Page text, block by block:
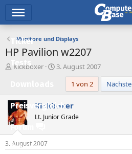
Ticker
Tests
Preisvergleich
Forum
Aktuelles
Monitore und Displays
HP Pavilion w2207
E
e
l
l
e
r
Kickboxer
E
e
l
m
3. August 2007
1 von 2
Nächste
Kickboxer
Lt. Junior Grade
3. August 2007